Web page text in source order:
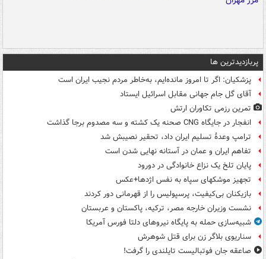
پربازدیدترین ها
پزشکیان: اگر تا امروز مانده‌ایم، به‌خاطر مردم نجیب ایران است
آقای گل جام جهانی مقابل اسرائیل ایستاد
تمرین رزمی تکاوران ارتش
انفجار در جایگاه CNG صحنه یک کشته و سه مصدوم برجا گذاشت
ترامپ وعدۀ تسلیم ایران داد، تحقیر نصیبش شد
تفاهم ایران و عمان در آستانه نهایی شدن است
پایان تلخ یک نزاع خانوادگی در دورود
تجهیز موشکهای سپاه به نفس اژدها+عکس
بازیکنان بی‌کیفیت، پرسپولیس را از قهرمانی دور کردند
نشست وزیران خارجه مصر، ترکیه، پاکستان و عربستان
شبیه‌سازی حمله به پایگاه نیروهای دلتا فورس آمریکا
سناریوی بلاگر زن برای قتل شوهرش
صاعقه جان فوتبالیست تایلندی را گرفت!